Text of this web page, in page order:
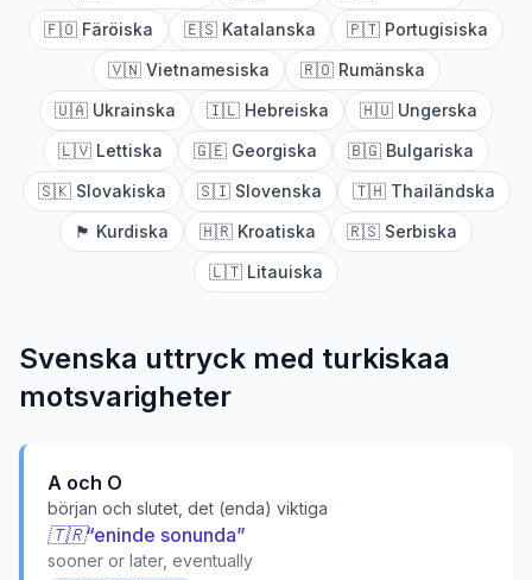
🇫🇴 Färöiska 🇪🇸 Katalanska 🇵🇹 Portugisiska
🇻🇳 Vietnamesiska 🇷🇴 Rumänska
🇺🇦 Ukrainska 🇮🇱 Hebreiska 🇭🇺 Ungerska
🇱🇻 Lettiska 🇬🇪 Georgiska 🇧🇬 Bulgariska
🇸🇰 Slovakiska 🇸🇮 Slovenska 🇹🇭 Thailändska
🏴 Kurdiska 🇭🇷 Kroatiska 🇷🇸 Serbiska
🇱🇹 Litauiska
Svenska uttryck med turkiskaa
motsvarigheter
A och O
början och slutet, det (enda) viktiga
🇹🇷“eninde sonunda”
sooner or later, eventually